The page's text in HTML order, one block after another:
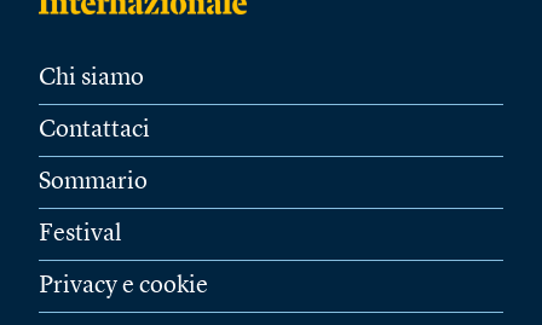
Chi siamo
Contattaci
Sommario
Festival
Privacy e cookie